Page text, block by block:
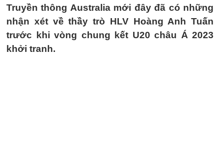
Truyền thông Australia mới đây đã có những
nhận xét về thầy trò HLV Hoàng Anh Tuấn
trước khi vòng chung kết U20 châu Á 2023
khởi tranh.